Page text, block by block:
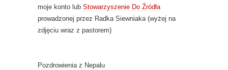
moje konto lub Stowarzyszenie Do Źródła
prowadzonej przez Radka Siewniaka (wyżej na
zdjęciu wraz z pastorem)
Pozdrowienia z Nepalu